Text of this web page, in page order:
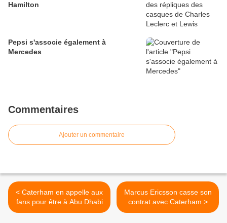
Hamilton
Pepsi s'associe également à
Mercedes
Commentaires
Ajouter un commentaire
< Caterham en appelle aux
fans pour être à Abu Dhabi
Marcus Ericsson casse son
contrat avec Caterham >